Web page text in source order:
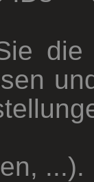
die
...).